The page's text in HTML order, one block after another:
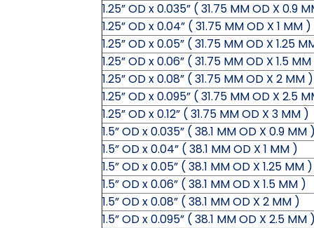
1.25” OD x 0.035” ( 31.75 MM OD X 0.9
1.25” OD x 0.04” ( 31.75 MM OD X 1 MM )
1.25” OD x 0.05” ( 31.75 MM OD X 1.25
1.25” OD x 0.06” ( 31.75 MM OD X 1.5
1.25” OD x 0.08” ( 31.75 MM OD X 2 MM )
1.25” OD x 0.095” ( 31.75 MM OD X 2.5
1.25” OD x 0.12” ( 31.75 MM OD X 3 MM )
1.5” OD x 0.035” ( 38.1 MM OD X 0.9 MM
1.5” OD x 0.04” ( 38.1 MM OD X 1 MM )
1.5” OD x 0.05” ( 38.1 MM OD X 1.25 MM )
1.5” OD x 0.06” ( 38.1 MM OD X 1.5 MM )
1.5” OD x 0.08” ( 38.1 MM OD X 2 MM )
1.5” OD x 0.095” ( 38.1 MM OD X 2.5 MM